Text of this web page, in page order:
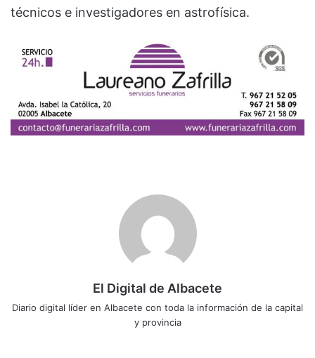
técnicos e investigadores en astrofísica.
El Digital de Albacete
Diario digital líder en Albacete con toda la información de la capital
y provincia